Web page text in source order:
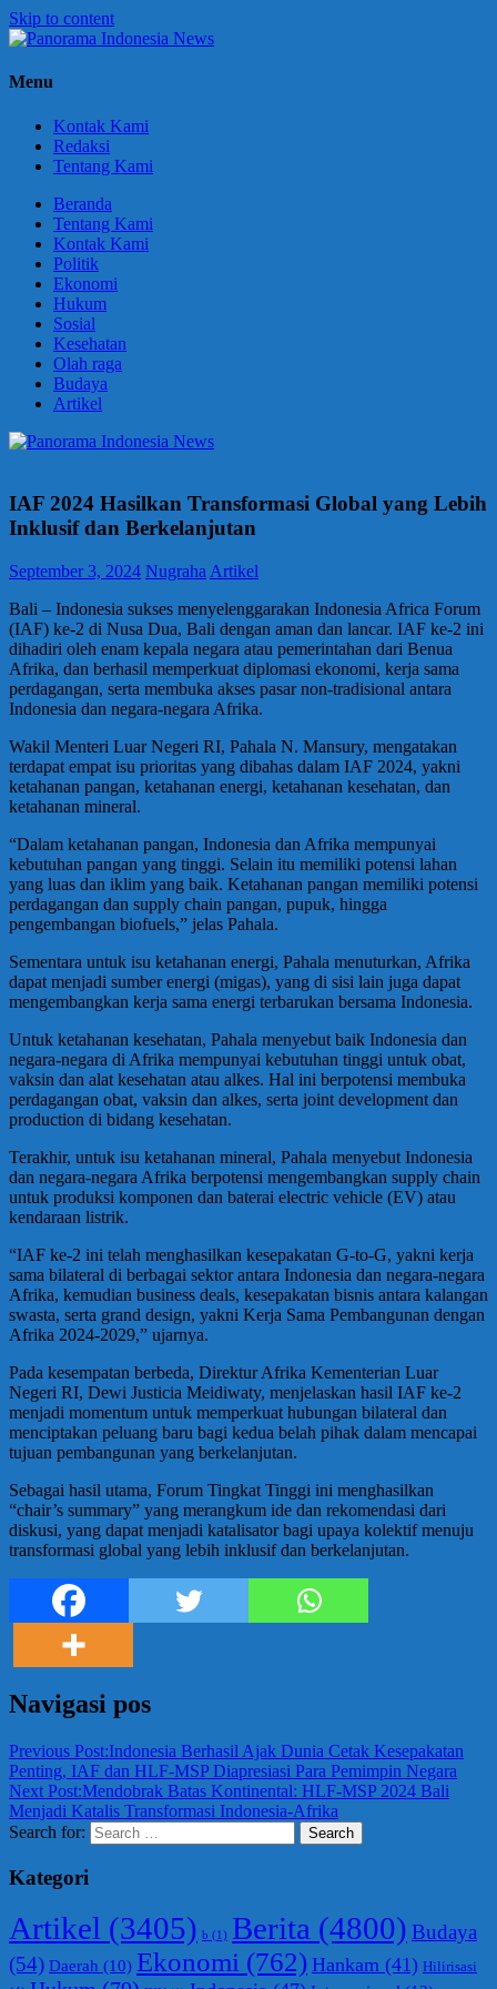
Skip to content
Panorama
Berani
Menu
Kontak Kami
Redaksi
Tentang Kami
Beranda
Tentang Kami
Kontak Kami
Politik
Ekonomi
Hukum
Sosial
Kesehatan
Olah raga
Budaya
Artikel
IAF 2024 Hasilkan Transformasi Global yang Lebih
Inklusif dan Berkelanjutan
September 3, 2024 Nugraha Artikel
Bali – Indonesia sukses menyelenggarakan Indonesia Africa Forum
(IAF) ke-2 di Nusa Dua, Bali dengan aman dan lancar. IAF ke-2 ini
dihadiri oleh enam kepala negara atau pemerintahan dari Benua
Afrika, dan berhasil memperkuat diplomasi ekonomi, kerja sama
perdagangan, serta membuka akses pasar non-tradisional antara
Indonesia dan negara-negara Afrika.
Wakil Menteri Luar Negeri RI, Pahala N. Mansury, mengatakan
terdapat empat isu prioritas yang dibahas dalam IAF 2024, yakni
ketahanan pangan, ketahanan energi, ketahanan kesehatan, dan
ketahanan mineral.
“Dalam ketahanan pangan, Indonesia dan Afrika mempunyai
kebutuhan pangan yang tinggi. Selain itu memiliki potensi lahan
yang luas dan iklim yang baik. Ketahanan pangan memiliki potensi
perdagangan dan supply chain pangan, pupuk, hingga
pengembangan biofuels,” jelas Pahala.
Sementara untuk isu ketahanan energi, Pahala menuturkan, Afrika
dapat menjadi sumber energi (migas), yang di sisi lain juga dapat
mengembangkan kerja sama energi terbarukan bersama Indonesia.
Untuk ketahanan kesehatan, Pahala menyebut baik Indonesia dan
negara-negara di Afrika mempunyai kebutuhan tinggi untuk obat,
vaksin dan alat kesehatan atau alkes. Hal ini berpotensi membuka
perdagangan obat, vaksin dan alkes, serta joint development dan
production di bidang kesehatan.
Terakhir, untuk isu ketahanan mineral, Pahala menyebut Indonesia
dan negara-negara Afrika berpotensi mengembangkan supply chain
untuk produksi komponen dan baterai electric vehicle (EV) atau
kendaraan listrik.
“IAF ke-2 ini telah menghasilkan kesepakatan G-to-G, yakni kerja
sama bilateral di berbagai sektor antara Indonesia dan negara-negara
Afrika, kemudian business deals, kesepakatan bisnis antara kalangan
swasta, serta grand design, yakni Kerja Sama Pembangunan dengan
Afrika 2024-2029,” ujarnya.
Pada kesempatan berbeda, Direktur Afrika Kementerian Luar
Negeri RI, Dewi Justicia Meidiwaty, menjelaskan hasil IAF ke-2
menjadi momentum untuk memperkuat hubungan bilateral dan
menciptakan peluang baru bagi kedua belah pihak dalam mencapai
tujuan pembangunan yang berkelanjutan.
Sebagai hasil utama, Forum Tingkat Tinggi ini menghasilkan
“chair’s summary” yang merangkum ide dan rekomendasi dari
diskusi, yang dapat menjadi katalisator bagi upaya kolektif menuju
transformasi global yang lebih inklusif dan berkelanjutan.
Navigasi pos
Previous Post:Indonesia Berhasil Ajak Dunia Cetak Kesepakatan
Penting, IAF dan HLF-MSP Diapresiasi Para Pemimpin Negara
Next Post:Mendobrak Batas Kontinental: HLF-MSP 2024 Bali
Menjadi Katalis Transformasi Indonesia-Afrika
Search for:
Search
Kategori
Artikel (3405) b (1) Berita (4800) Budaya
(54) Daerah (10) Ekonomi (762) Hankam (41) Hilirisasi